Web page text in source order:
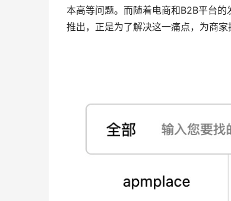
本高等问题。而随着电商和B2B平台的
推出，正是为了解决这一痛点，为商